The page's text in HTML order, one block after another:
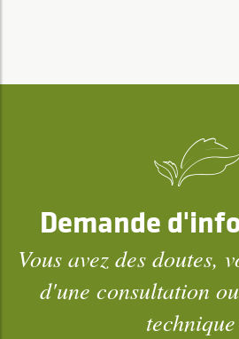
Demande
Vous avez des doutes,
d'une consultation